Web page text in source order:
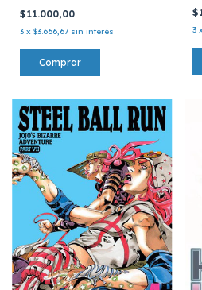
$11.000,00
3 x $3.666,67 sin interés 3